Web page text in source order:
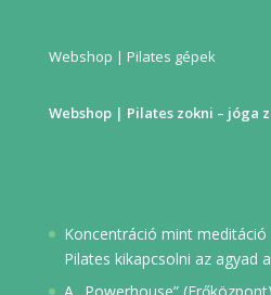
Webshop | Pilates gépek
Webshop | Pilates zokni – jóga
Koncentráció mint meditáció
Pilates kikapcsolni az agyad